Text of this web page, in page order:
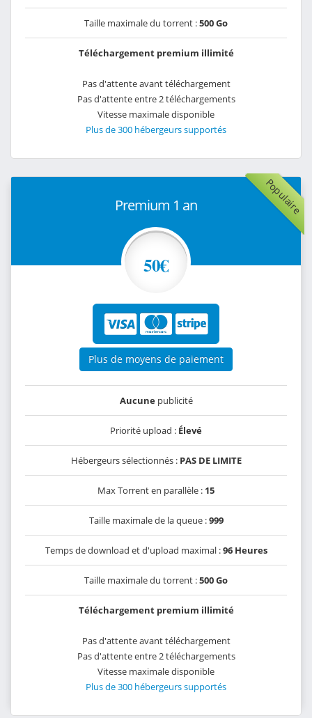
Taille maximale du torrent :500 Go
Téléchargement premium illimité
Pas d'attente avant téléchargement
Pas d'attente entre 2 téléchargements
Vitesse maximale disponible
Plus de 300 hébergeurs supportés
Populaire
Premium 1 an
50€
Plus de moyens de paiement
Aucunepublicité
Priorité upload : Élevé
Hébergeurs sélectionnés : PAS DE LIMITE
Max Torrent en parallèle : 15
Taille maximale de la queue :999
Temps de download et d'upload maximal :96 Heures
Taille maximale du torrent :500 Go
Téléchargement premium illimité
Pas d'attente avant téléchargement
Pas d'attente entre 2 téléchargements
Vitesse maximale disponible
Plus de 300 hébergeurs supportés